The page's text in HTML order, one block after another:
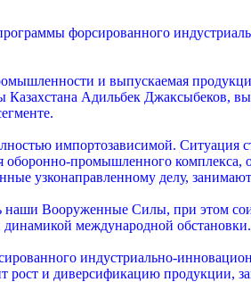
форсированного
и выпускаемая
Казахстана Адильбек Джаксыбеков,
импортозависимой. Ситуация
оборонно-промышленного комплекса,
узконаправленному делу,
наши Вооруженные Силы, при этом
международной обстановки.
индустриально-
рост и диверсификацию продукции,